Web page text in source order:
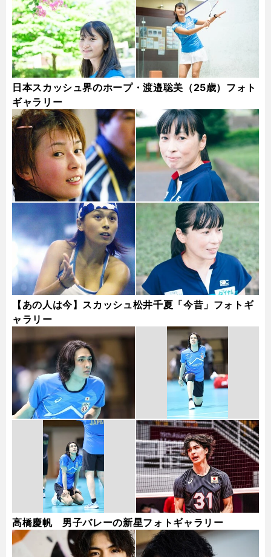
日本スカッシュ界のホープ・渡邉聡美（25歳）フォト
ギャラリー
【あの人は今】スカッシュ松井千夏「今昔」フォトギ
ャラリー
高橋慶帆 男子バレーの新星フォトギャラリー